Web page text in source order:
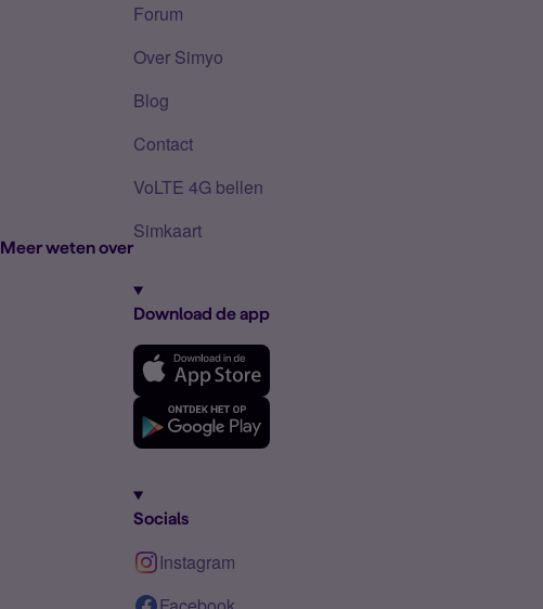
Meer weten over
Forum
Over Simyo
Blog
Contact
VoLTE 4G bellen
Simkaart
Download de app
Socials
Instagram